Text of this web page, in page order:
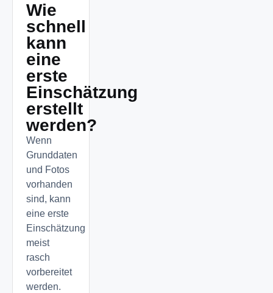
Wie
schnell
kann
eine
erste
Einschätzung
erstellt
werden?
Wenn
Grunddaten
und Fotos
vorhanden
sind, kann
eine erste
Einschätzung
meist
rasch
vorbereitet
werden.